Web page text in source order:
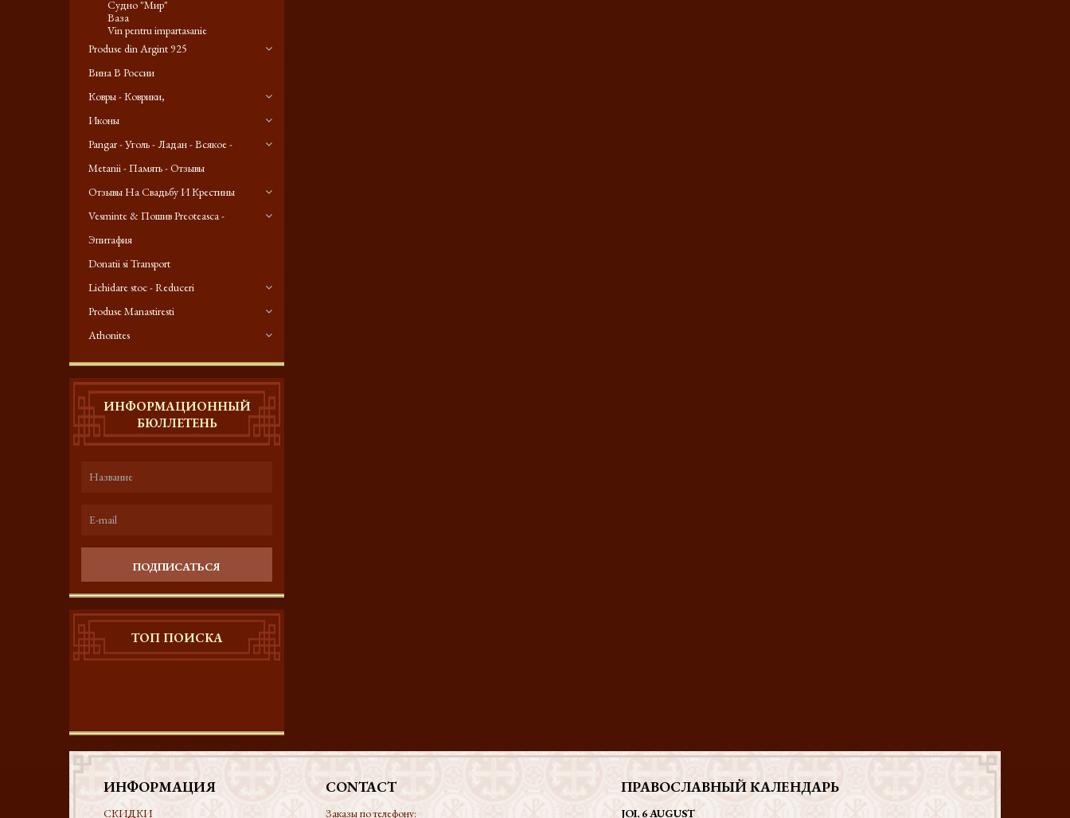
Судно "Мир"
Ваза
Vin pentru impartasanie
Produse din Argint 925
Вина В России
Ковры - Коврики,
Иконы
Pangar - Уголь - Ладан - Всякое -
Metanii - Память - Отзывы
Отзывы На Свадьбу И Крестины
Vesminte & Пошив Preoteasca -
Эпитафия
Donatii si Transport
Lichidare stoc - Reduceri
Produse Manastiresti
Athonites
ИНФОРМАЦИОННЫЙ
БЮЛЛЕТЕНЬ
ПОДПИСАТЬСЯ
ТОП ПОИСКА
ИНФОРМАЦИЯ
СКИДКИ
CONTACT
Заказы по телефону:
ПРАВОСЛАВНЫЙ КАЛЕНДАРЬ
JOI, 6 AUGUST